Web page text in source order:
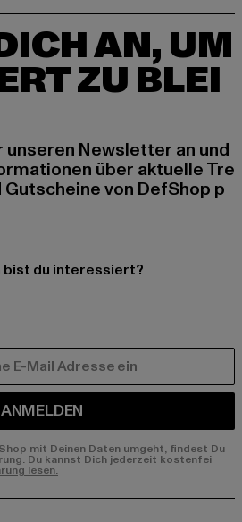
AN, UM
ZU BLEI
Newsletter an und
über aktuelle Tre
von DefShop p
bist du interessiert?
ANMELDEN
mit Deinen Daten umgeht, findest Du
Du kannst Dich jederzeit kostenfei
lesen.